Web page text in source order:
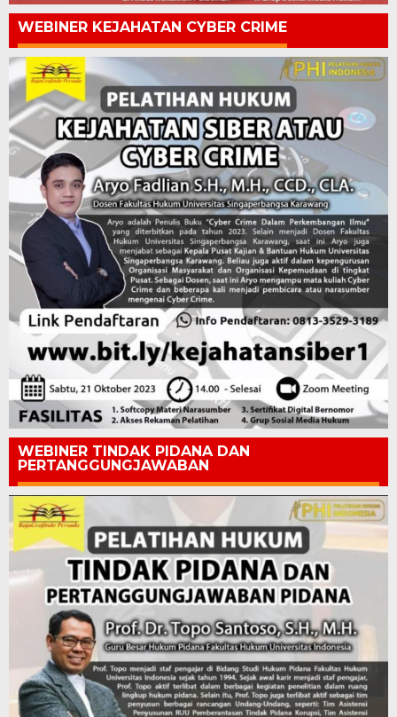
WEBINER KEJAHATAN CYBER CRIME
WEBINER TINDAK PIDANA DAN
PERTANGGUNGJAWABAN